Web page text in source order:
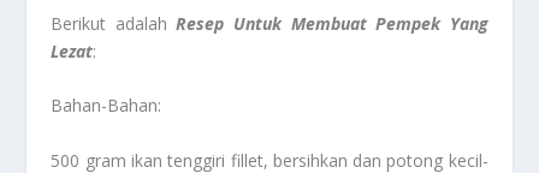
Berikut adalahResep Untuk Membuat Pempek Yang
Lezat:
Bahan-Bahan:
500 gram ikan tenggiri fillet, bersihkan dan potong kecil-